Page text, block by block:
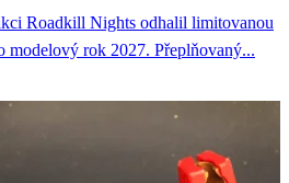
Roadkill Nights odhalil limitovanou
modelový rok 2027. Přeplňovaný...